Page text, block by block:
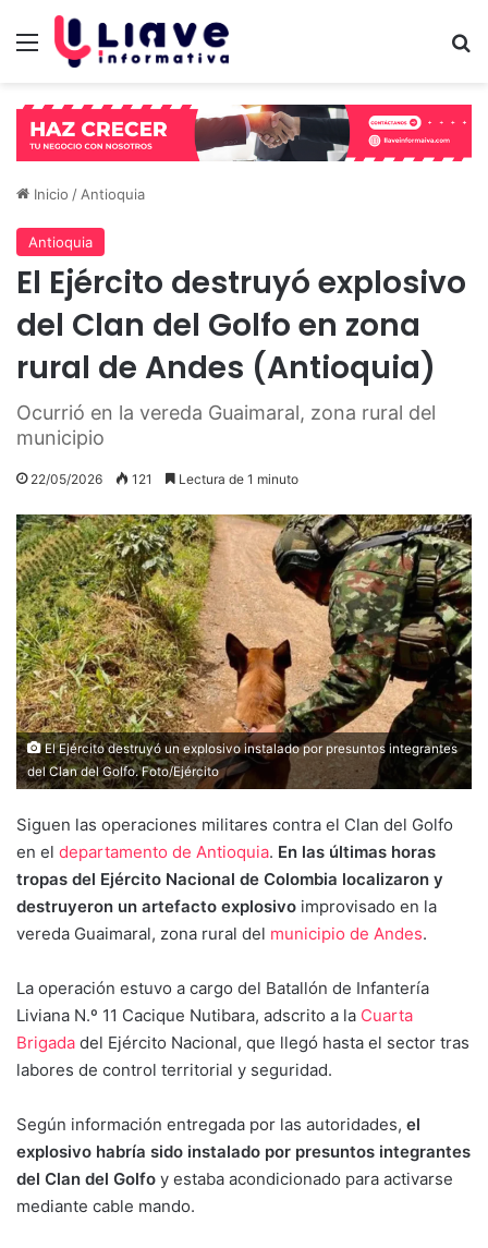
Menú
Inicio / Antioquia
Antioquia
El Ejército destruyó explosivo
del Clan del Golfo en zona
rural de Andes (Antioquia)
Ocurrió en la vereda Guaimaral, zona rural del
municipio
22/05/2026 121 Lectura de 1 minuto
El Ejército destruyó un explosivo instalado por presuntos integrantes
del Clan del Golfo. Foto/Ejército
Siguen las operaciones militares contra el Clan del Golfo
en el departamento de Antioquia. En las últimas horas
tropas del Ejército Nacional de Colombia localizaron y
destruyeron un artefacto explosivo improvisado en la
vereda Guaimaral, zona rural del municipio de Andes.
La operación estuvo a cargo del Batallón de Infantería
Liviana N.º 11 Cacique Nutibara, adscrito a la Cuarta
Brigada del Ejército Nacional, que llegó hasta el sector tras
labores de control territorial y seguridad.
Según información entregada por las autoridades, el
explosivo habría sido instalado por presuntos integrantes
del Clan del Golfo y estaba acondicionado para activarse
mediante cable mando.